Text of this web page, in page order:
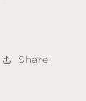
Share